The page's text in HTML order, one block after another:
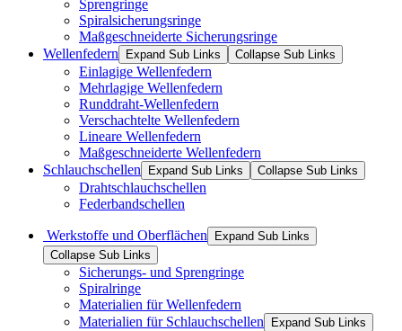
Sprengringe
Spiralsicherungsringe
Maßgeschneiderte Sicherungsringe
Wellenfedern
Expand Sub Links Collapse Sub Links
Einlagige Wellenfedern
Mehrlagige Wellenfedern
Runddraht-Wellenfedern
Verschachtelte Wellenfedern
Lineare Wellenfedern
Maßgeschneiderte Wellenfedern
Schlauchschellen
Expand Sub Links Collapse Sub Links
Drahtschlauchschellen
Federbandschellen
Werkstoffe und Oberflächen
Expand Sub Links
Collapse Sub Links
Sicherungs- und Sprengringe
Spiralringe
Materialien für Wellenfedern
Materialien für Schlauchschellen
Expand Sub Links